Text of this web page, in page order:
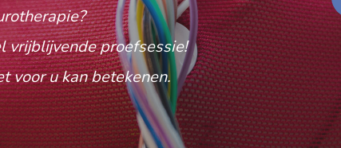
vrijblijvende proefsessie!
voor u kan betekenen.